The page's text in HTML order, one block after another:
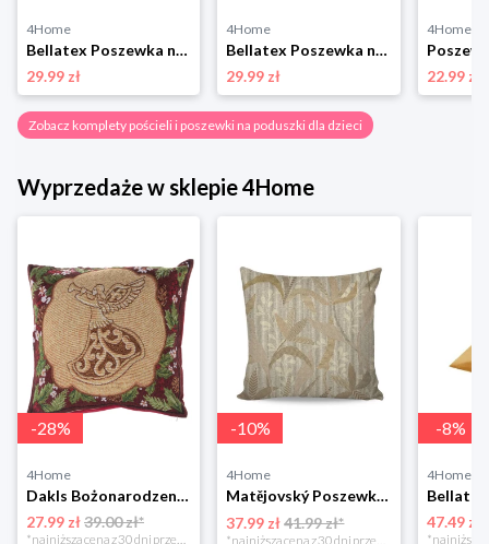
4Home
Bellatex Poszewka na poduszkę EMA Lawenda fioletowy, żółty, 45 x 45 cm
29.99 zł
4Home
Bellatex Poszewka na poduszkę Kwiat fioletowy, 40x 40 cm
29.99 zł
4Home
22.99 zł
Zobacz komplety pościeli i poszewki na poduszki dla dzieci
Wyprzedaże w sklepie 4Home
-28%
4Home
Dakls Bożonarodzeniowa poszewka na poduszkę Angel red, 40 x 40 cm 4-Home
27.99 zł39.00 zł*
-10%
4Home
Matějovský Poszewka na poduszkę Solei, 40 x 40 cm
37.99 zł 41.99 zł*
-8%
4Home
47.49 zł